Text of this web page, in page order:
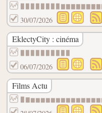
30/07/2026
EklectyCity : cinéma
06/07/2026
Films Actu